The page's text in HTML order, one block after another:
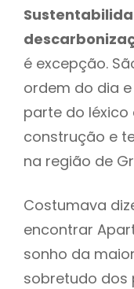
é excepção.
ordem do dia
parte do
construção e
na região de
Costumava
encontrar
sonho da
sobretudo dos